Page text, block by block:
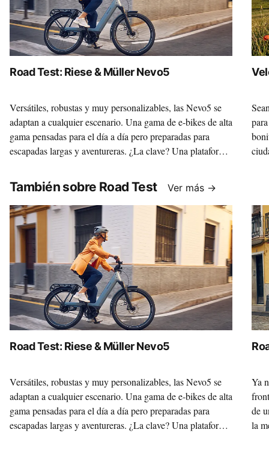
Road Test: Riese & Müller Nevo5
Versátiles, robustas y muy personalizables, las Nevo5 se
adaptan a cualquier escenario. Una gama de e-bikes de alta
gama pensadas para el día a día pero preparadas para
escapadas largas y aventureras. ¿La clave? Una plataforma
componentes, construir la máquina de tus sueños.
También sobre Road Test Ver más →
Road Test: Riese & Müller Nevo5
Versátiles, robustas y muy personalizables, las Nevo5 se
adaptan a cualquier escenario. Una gama de e-bikes de alta
gama pensadas para el día a día pero preparadas para
escapadas largas y aventureras. ¿La clave? Una plataforma
Ya
de
la